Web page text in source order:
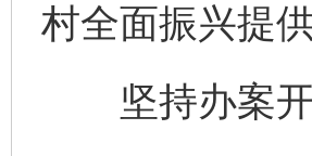
村全面振兴提
坚持办案开